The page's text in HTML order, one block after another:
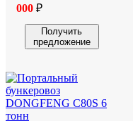
000 ₽
Получить
предложение